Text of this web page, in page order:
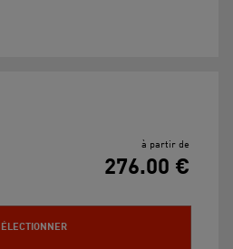
à partir de
276.00 €